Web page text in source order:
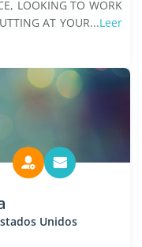
LOOKING TO WORK
AT YOUR...Leer
Unidos